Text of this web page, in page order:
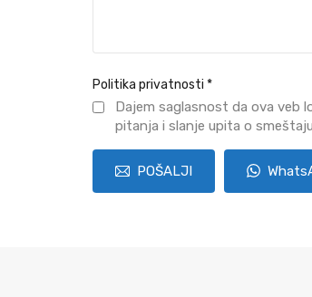
Politika privatnosti *
Dajem saglasnost da ova veb
pitanja i slanje upita o
POŠALJI